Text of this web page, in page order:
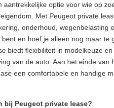
aantrekkelijke optie voor wie op
Met Peugeot private
onderhoud, wegenbelasting
en hoef je alleen nog maar te
biedt flexibiliteit in modelkeuze
van de auto. Aan het einde
een comfortabele en handige
bij Peugeot private lease?